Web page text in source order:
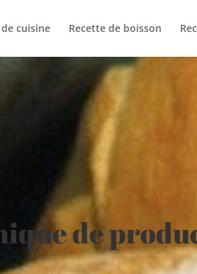
cuisine Recette de boisson
de